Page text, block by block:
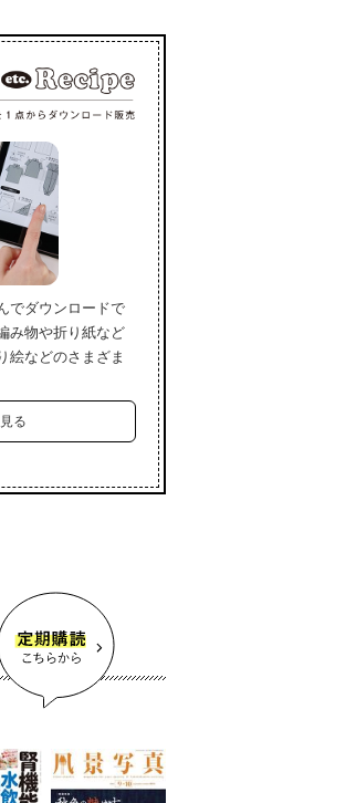
でダウンロードで
み物や折り紙など
絵などのさまざま
る